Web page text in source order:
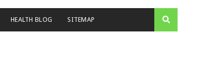
HEALTH BLOG SITEMAP